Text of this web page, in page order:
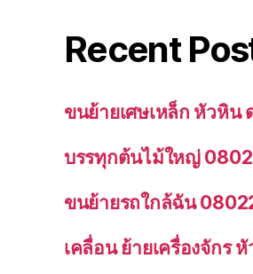
Recent
ขนย้ายเศษเหล็ก หัวหิน
บรรทุกต้นไม้ใหญ่
ขนย้ายรถใกล้ฉัน
เคลื่อน ย้ายเครื่องจักร